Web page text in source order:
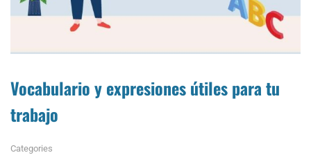
Vocabulario y expresiones útiles para tu
trabajo
Categories